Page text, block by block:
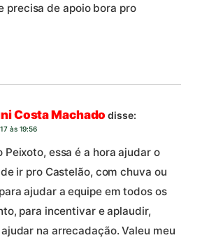
precisa de apoio bora pro
Costa Machado disse:
às 19:56
Peixoto, essa é a hora ajudar o
ir pro Castelão, com chuva ou
ajudar a equipe em todos os
para incentivar e aplaudir,
na arrecadação. Valeu meu